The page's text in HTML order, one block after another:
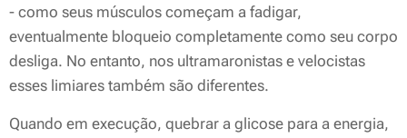
- como seus músculos começam a fadigar,
eventualmente bloqueio completamente como seu corpo
desliga. No entanto, nos ultramaronistas e velocistas
esses limiares também são diferentes.
Quando em execução, quebrar a glicose para a energia,